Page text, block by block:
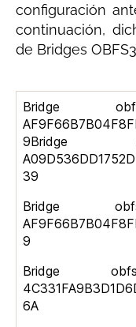
configuración
continuación,
de Bridges
Bridge
9Bridge
39
Bridge
9
Bridge obfs3
6A